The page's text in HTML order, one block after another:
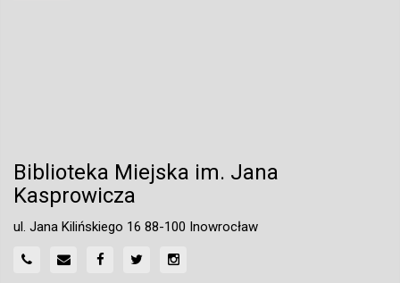
Biblioteka Miejska im. Jana
Kasprowicza
ul. Jana Kilińskiego 16 88-100 Inowrocław